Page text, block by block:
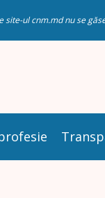
ul cnm.md nu se